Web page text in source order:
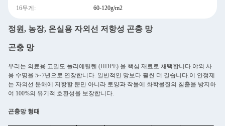
16무게: 60-120g/m2
정원, 농장, 온실용 자외선 저항성 곤충 망
곤충 망
우리는 의료용 고밀도 폴리에틸렌 (HDPE) 을 핵심 재료로 채택합니다.야외 사
용 수명을 5~7년으로 연장합니다. 일반적인 망보다 훨씬 더 길습니다.이 안정제
는 자외선 분해에 저항할 뿐만 아니라 토양과 작물에 화학물질의 침출을 방지하
여 100%의 유기적 호환성을 보장합니다.
곤충망 형태